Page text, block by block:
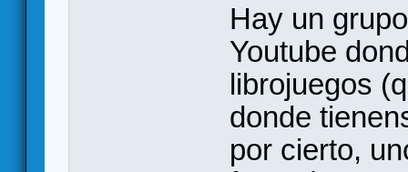
Hay un
Youtube
librojuegos
donde
por cierto,